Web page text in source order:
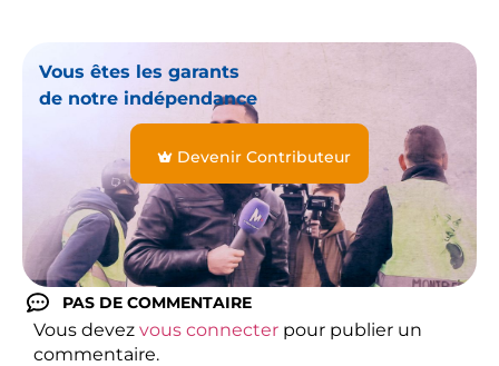
Vous êtes les garants
de notre indépendance
Devenir Contributeur
PAS DE COMMENTAIRE
Vous devez vous connecter pour publier un
commentaire.